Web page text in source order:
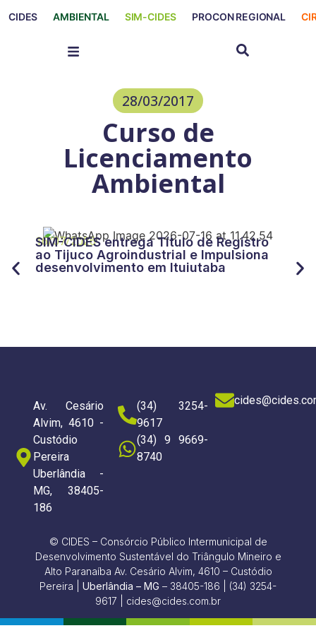
CIDES AMBIENTAL SIM-CIDES PROCON REGIONAL
28/03/2017
Curso de
Licenciamento
Ambiental
16/07/2026
SIM-CIDES entrega Título de Registro
ao Tijuco Agroindustrial e Impulsiona
desenvolvimento em Ituiutaba
do
Av. Cesário
Alvim, 4610 -
Custódio
Pereira
Uberlândia -
MG, 38405-
186
(34) 3254-
9617
(34) 9 9669-
8740
© CIDES – Consórcio Público Intermunicipal de
Desenvolvimento Sustentável do Triângulo Mineiro e
Alto Paranaíba Av. Cesário Alvim, 4610 – Custódio
Pereira | Uberlândia – MG – 38405-186 | (34) 3254-
9617 | cides@cides.com.br